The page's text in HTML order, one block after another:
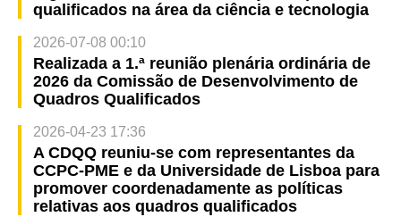
qualificados na área da ciência e tecnologia
2026-07-08 00:10
Realizada a 1.ª reunião plenária ordinária de
2026 da Comissão de Desenvolvimento de
Quadros Qualificados
2026-04-23 17:36
A CDQQ reuniu-se com representantes da
CCPC-PME e da Universidade de Lisboa para
promover coordenadamente as políticas
relativas aos quadros qualificados